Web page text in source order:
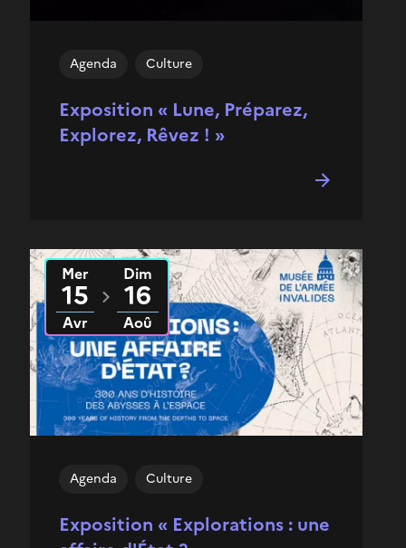
Exposition « Lune, Préparez,
Explorez, Rêvez ! »
Agenda Culture
Exposition « Explorations : une
Agenda Culture
Du
Mer
15
Avr
2026 au
Dim
16
Aoû
2026